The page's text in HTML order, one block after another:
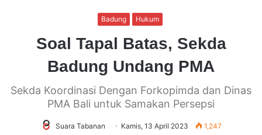
Badung Hukum
Soal Tapal Batas, Sekda
Badung Undang PMA
Sekda Koordinasi Dengan Forkopimda dan Dinas
PMA Bali untuk Samakan Persepsi
Suara Tabanan Kamis, 13 April 2023 1,247